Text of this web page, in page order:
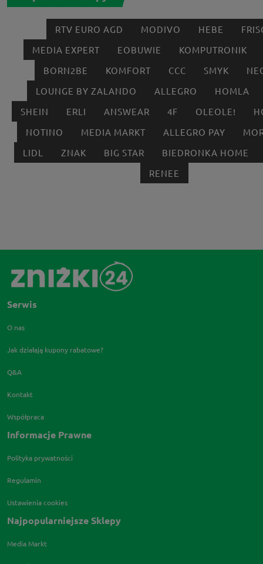
RTV EURO AGD MODIVO HEBE
MEDIA EXPERT
EOBUWIE
KOMPUTRONIK
BORN2BE
KOMFORT CCC SMYK
LOUNGE BY ZALANDO
ALLEGRO
HOMLA
SHEIN
ERLI ANSWEAR 4F OLEOLE!
NOTINO
MEDIA MARKT ALLEGRO PAY
LIDL
ZNAK BIG STAR
BIEDRONKA HOME
RENEE
Serwis
O nas
Jak działają kupony rabatowe?
Q&A
Kontakt
Współpraca
Informacje Prawne
Polityka prywatności
Regulamin
Ustawienia cookies
Najpopularniejsze Sklepy
Media Markt